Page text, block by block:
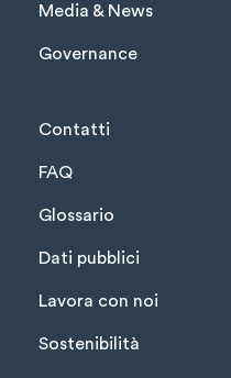
Media & News
Governance
Contatti
FAQ
Glossario
Dati pubblici
Lavora con noi
Sostenibilità